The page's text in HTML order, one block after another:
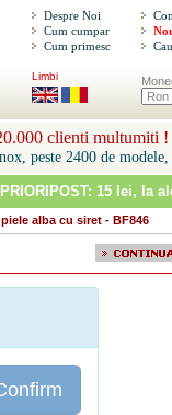
Despre Noi
Cum cumpar
Cum primesc
Limbi
clienti multumiti !
peste 2400 de modele,
15 lei, la
alba cu siret - BF846